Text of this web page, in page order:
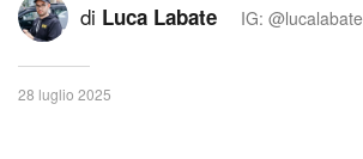
di Luca Labate IG: @lucalabate
28 luglio 2025